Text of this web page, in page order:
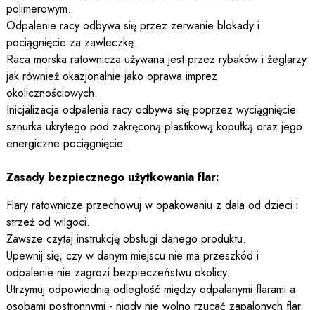
polimerowym.
Odpalenie racy odbywa się przez zerwanie blokady i
pociągnięcie za zawleczkę.
Raca morska ratownicza używana jest przez rybaków i żeglarzy
jak również okazjonalnie jako oprawa imprez
okolicznościowych.
Inicjalizacja odpalenia racy odbywa się poprzez wyciągnięcie
sznurka ukrytego pod zakręconą plastikową kopułką oraz jego
energiczne pociągnięcie.
Zasady bezpiecznego użytkowania flar:
Flary ratownicze przechowuj w opakowaniu z dala od dzieci i
strzeż od wilgoci.
Zawsze czytaj instrukcję obsługi danego produktu.
Upewnij się, czy w danym miejscu nie ma przeszkód i
odpalenie nie zagrozi bezpieczeństwu okolicy.
Utrzymuj odpowiednią odległość między odpalanymi flarami a
osobami postronnymi - nigdy nie wolno rzucać zapalonych flar